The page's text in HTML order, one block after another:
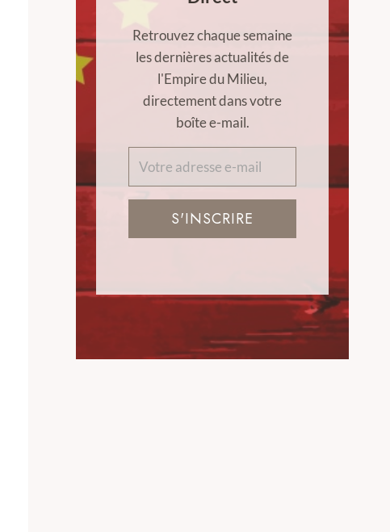
Retrouvez chaque semaine
les dernières actualités de
l'Empire du Milieu,
directement dans votre
boîte e-mail.
S'INSCRIRE